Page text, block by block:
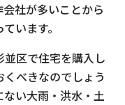
社が多いことから
います。
区で住宅を購入し
べきなのでしょう
い大雨・洪水・土